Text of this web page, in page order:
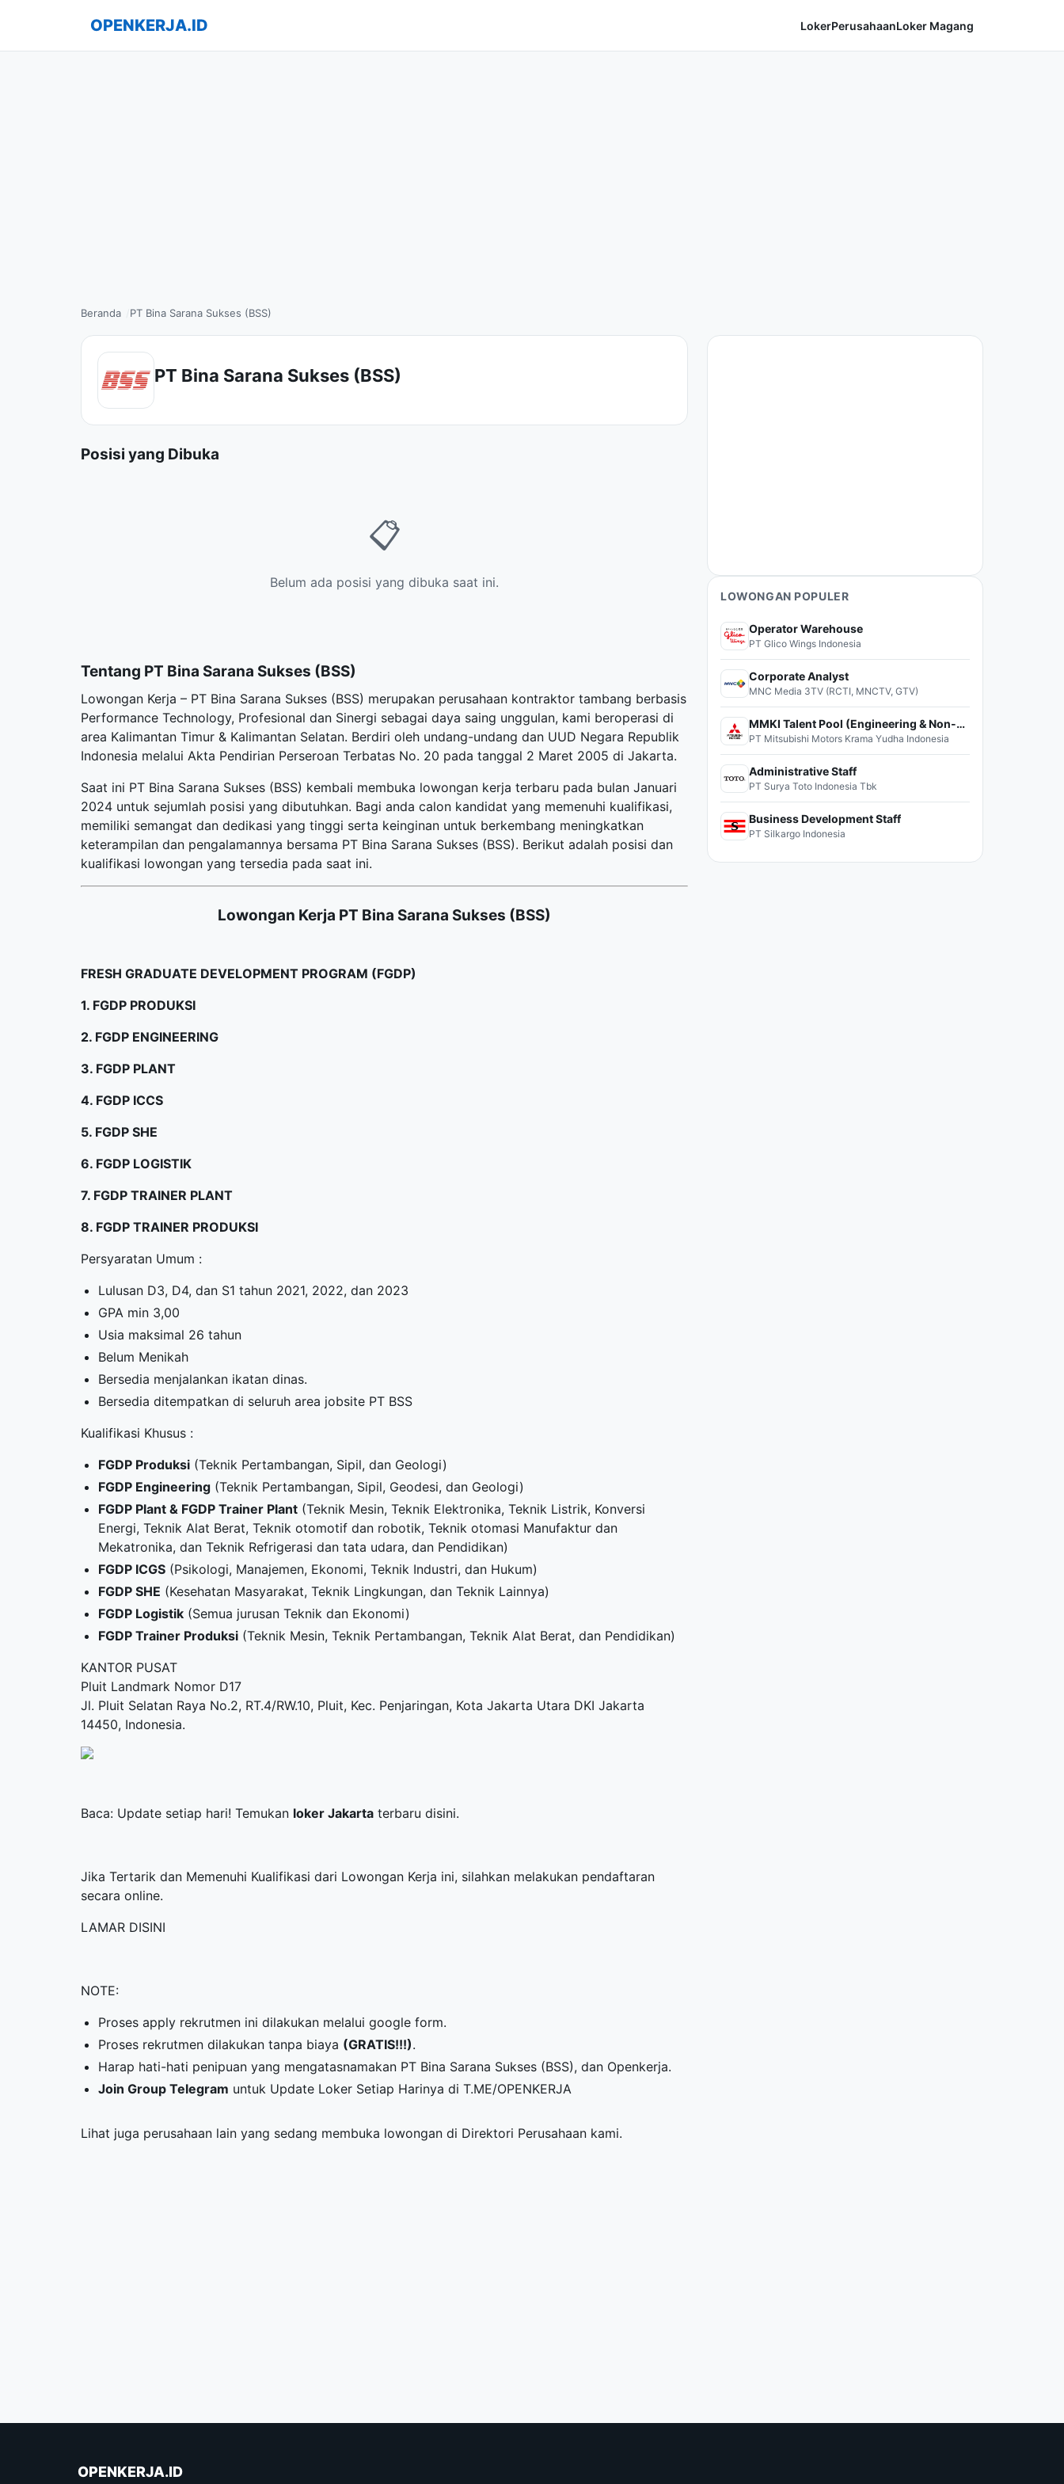
OPENKERJA.ID LokerPerusahaanLoker Magang
Beranda PT Bina Sarana Sukses (BSS)
PT Bina Sarana Sukses (BSS)
Posisi yang Dibuka
📋
Belum ada posisi yang dibuka saat ini.
Tentang PT Bina Sarana Sukses (BSS)
Lowongan Kerja – PT Bina Sarana Sukses (BSS) merupakan perusahaan kontraktor tambang berbasis
Performance Technology, Profesional dan Sinergi sebagai daya saing unggulan, kami beroperasi di
area Kalimantan Timur & Kalimantan Selatan. Berdiri oleh undang-undang dan UUD Negara Republik
Indonesia melalui Akta Pendirian Perseroan Terbatas No. 20 pada tanggal 2 Maret 2005 di Jakarta.
Saat ini PT Bina Sarana Sukses (BSS) kembali membuka lowongan kerja terbaru pada bulan Januari
2024 untuk sejumlah posisi yang dibutuhkan. Bagi anda calon kandidat yang memenuhi kualifikasi,
memiliki semangat dan dedikasi yang tinggi serta keinginan untuk berkembang meningkatkan
keterampilan dan pengalamannya bersama PT Bina Sarana Sukses (BSS). Berikut adalah posisi dan
kualifikasi lowongan yang tersedia pada saat ini.
Lowongan Kerja PT Bina Sarana Sukses (BSS)
FRESH GRADUATE DEVELOPMENT PROGRAM (FGDP)
1. FGDP PRODUKSI
2. FGDP ENGINEERING
3. FGDP PLANT
4. FGDP ICCS
5. FGDP SHE
6. FGDP LOGISTIK
7. FGDP TRAINER PLANT
8. FGDP TRAINER PRODUKSI
Persyaratan Umum :
Lulusan D3, D4, dan S1 tahun 2021, 2022, dan 2023
GPA min 3,00
Usia maksimal 26 tahun
Belum Menikah
Bersedia menjalankan ikatan dinas.
Bersedia ditempatkan di seluruh area jobsite PT BSS
Kualifikasi Khusus :
FGDP Produksi (Teknik Pertambangan, Sipil, dan Geologi)
FGDP Engineering (Teknik Pertambangan, Sipil, Geodesi, dan Geologi)
FGDP Plant & FGDP Trainer Plant (Teknik Mesin, Teknik Elektronika, Teknik Listrik, Konversi
Energi, Teknik Alat Berat, Teknik otomotif dan robotik, Teknik otomasi Manufaktur dan
Mekatronika, dan Teknik Refrigerasi dan tata udara, dan Pendidikan)
FGDP ICGS (Psikologi, Manajemen, Ekonomi, Teknik Industri, dan Hukum)
FGDP SHE (Kesehatan Masyarakat, Teknik Lingkungan, dan Teknik Lainnya)
FGDP Logistik (Semua jurusan Teknik dan Ekonomi)
FGDP Trainer Produksi (Teknik Mesin, Teknik Pertambangan, Teknik Alat Berat, dan Pendidikan)
KANTOR PUSAT
Pluit Landmark Nomor D17
Jl. Pluit Selatan Raya No.2, RT.4/RW.10, Pluit, Kec. Penjaringan, Kota Jakarta Utara DKI Jakarta
14450, Indonesia.
Baca: Update setiap hari! Temukan loker Jakarta terbaru disini.
Jika Tertarik dan Memenuhi Kualifikasi dari Lowongan Kerja ini, silahkan melakukan pendaftaran
secara online.
LAMAR DISINI
NOTE:
Proses apply rekrutmen ini dilakukan melalui google form.
Proses rekrutmen dilakukan tanpa biaya (GRATIS!!!).
Harap hati-hati penipuan yang mengatasnamakan PT Bina Sarana Sukses (BSS), dan Openkerja.
Join Group Telegram untuk Update Loker Setiap Harinya diT.ME/OPENKERJA
Lihat juga perusahaan lain yang sedang membuka lowongan di Direktori Perusahaan kami.
LOWONGAN POPULER
Operator Warehouse
PT Glico Wings Indonesia
Corporate Analyst
MNC Media 3TV (RCTI, MNCTV, GTV)
MMKI Talent Pool (Engineering & Non-Engineering)
PT Mitsubishi Motors Krama Yudha Indonesia
Administrative Staff
PT Surya Toto Indonesia Tbk
Business Development Staff
PT Silkargo Indonesia
OPENKERJA.ID